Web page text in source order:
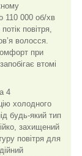
110 000 об/хв
повітря,
волосся.
при
втомі
4
холодного
будь-який тип
захищений
повітря для